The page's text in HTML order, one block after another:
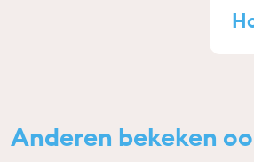
Anderen bekeken